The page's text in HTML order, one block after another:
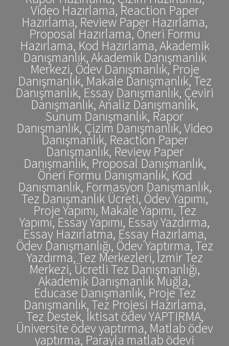
Video Hazırlama, Reaction Paper
Hazırlama, Review Paper Hazırlama,
Proposal Hazırlama, Öneri Formu
Hazırlama, Kod Hazırlama, Akademik
Danışmanlık, Akademik Danışmanlık
Merkezi, Ödev Danışmanlık, Proje
Danışmanlık, Makale Danışmanlık, Tez
Danışmanlık, Essay Danışmanlık, Çeviri
Danışmanlık, Analiz Danışmanlık,
Sunum Danışmanlık, Rapor
Danışmanlık, Çizim Danışmanlık, Video
Danışmanlık, Reaction Paper
Danışmanlık, Review Paper
Danışmanlık, Proposal Danışmanlık,
Öneri Formu Danışmanlık, Kod
Danışmanlık, Formasyon Danışmanlık,
Tez Danışmanlık Ücreti, Ödev Yapımı,
Proje Yapımı, Makale Yapımı, Tez
Yapımı, Essay Yapımı, Essay Yazdırma,
Essay Hazırlatma, Essay Hazırlama,
Ödev Danışmanlığı, Ödev Yaptırma, Tez
Yazdırma, Tez Merkezleri, İzmir Tez
Merkezi, Ücretli Tez Danışmanlığı,
Akademik Danışmanlık Muğla,
Educase Danışmanlık, Proje Tez
Danışmanlık, Tez Projesi Hazırlama,
Tez Destek, İktisat ödev YAPTIRMA,
Üniversite ödev yaptırma, Matlab ödev
yaptırma, Parayla matlab ödevi